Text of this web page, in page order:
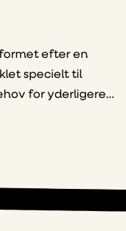
efter en
specielt til
for yderligere...